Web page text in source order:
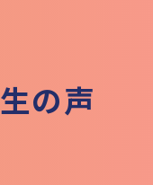
生の声